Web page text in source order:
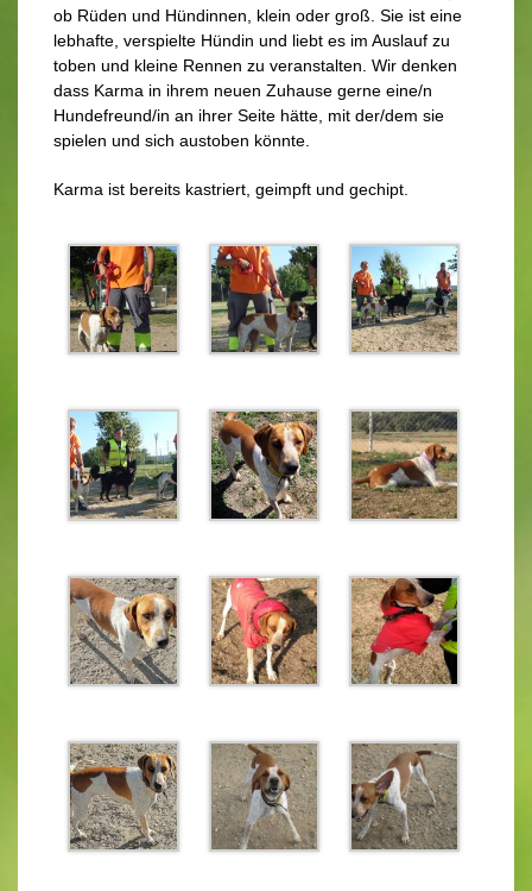
ob Rüden und Hündinnen, klein oder groß. Sie ist eine
lebhafte, verspielte Hündin und liebt es im Auslauf zu
toben und kleine Rennen zu veranstalten. Wir denken
dass Karma in ihrem neuen Zuhause gerne eine/n
Hundefreund/in an ihrer Seite hätte, mit der/dem sie
spielen und sich austoben könnte.
Karma ist bereits kastriert, geimpft und gechipt.